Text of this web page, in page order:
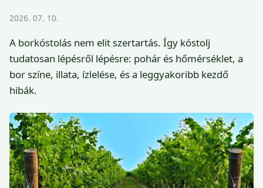
2026. 07. 10.
A borkóstolás nem elit szertartás. Így kóstolj
tudatosan lépésről lépésre: pohár és hőmérséklet, a
bor színe, illata, ízlelése, és a leggyakoribb kezdő
hibák.